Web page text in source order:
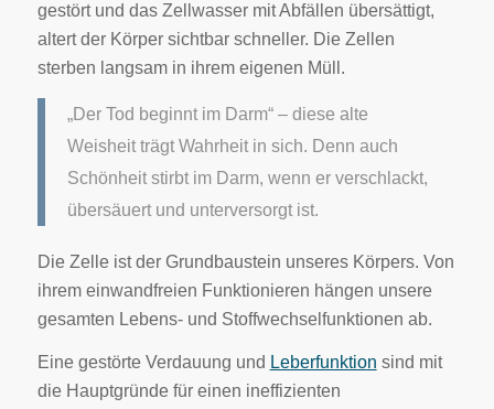
gestört und das Zellwasser mit Abfällen übersättigt,
altert der Körper sichtbar schneller. Die Zellen
sterben langsam in ihrem eigenen Müll.
„Der Tod beginnt im Darm“ – diese alte
Weisheit trägt Wahrheit in sich. Denn auch
Schönheit stirbt im Darm, wenn er verschlackt,
übersäuert und unterversorgt ist.
Die Zelle ist der Grundbaustein unseres Körpers. Von
ihrem einwandfreien Funktionieren hängen unsere
gesamten Lebens- und Stoffwechselfunktionen ab.
Eine gestörte Verdauung und Leberfunktion sind mit
die Hauptgründe für einen ineffizienten